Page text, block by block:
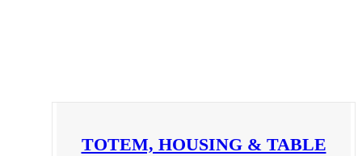
TOTEM, HOUSING & TABLE